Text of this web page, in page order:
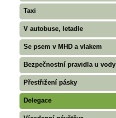
Taxi
V autobuse, letadle
Se psem v MHD a vlakem
Bezpečnostní pravidla u vody
Přestřižení pásky
Delegace